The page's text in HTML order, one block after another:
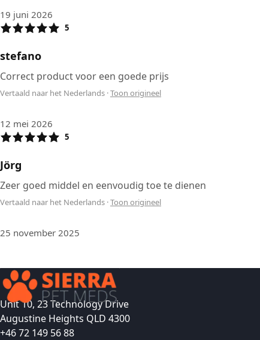
19 juni 2026
5
stefano
Correct product voor een goede prijs
Vertaald naar het Nederlands ·Toon origineel
12 mei 2026
5
Jörg
Zeer goed middel en eenvoudig toe te dienen
Vertaald naar het Nederlands ·Toon origineel
25 november 2025
Unit 10, 23 Technology Drive
Augustine Heights QLD 4300
+46 72 149 56 88